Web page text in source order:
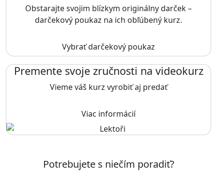
Obstarajte svojim blízkym originálny darček –
darčekový poukaz na ich obľúbený kurz.
Vybrať darčekový poukaz
Premente svoje zručnosti na videokurz
Vieme váš kurz vyrobiť aj predať
Viac informácií
Potrebujete s niečím poradiť?